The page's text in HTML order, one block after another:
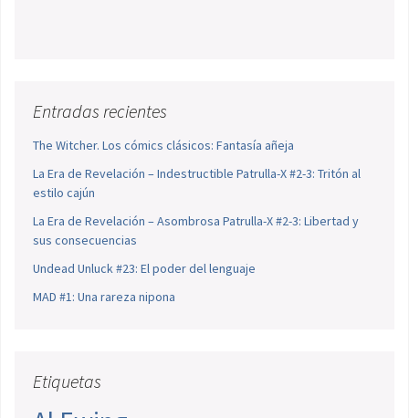
Entradas recientes
The Witcher. Los cómics clásicos: Fantasía añeja
La Era de Revelación – Indestructible Patrulla-X #2-3: Tritón al
estilo cajún
La Era de Revelación – Asombrosa Patrulla-X #2-3: Libertad y
sus consecuencias
Undead Unluck #23: El poder del lenguaje
MAD #1: Una rareza nipona
Etiquetas